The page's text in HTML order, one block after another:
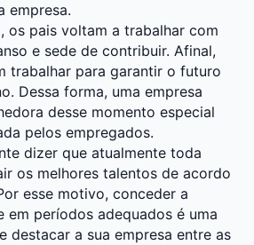
empresa.
os pais voltam a trabalhar com
e sede de contribuir. Afinal,
trabalhar para garantir o futuro
Dessa forma, uma empresa
desse momento especial
pelos empregados.
dizer que atualmente toda
os melhores talentos de acordo
esse motivo, conceder a
em períodos adequados é uma
destacar a sua empresa entre as